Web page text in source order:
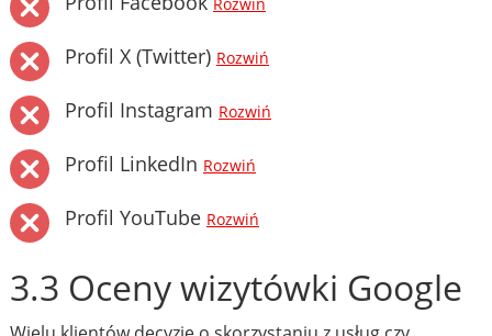
Rozwiń
Profil X (Twitter) Rozwiń
Profil Instagram Rozwiń
Profil LinkedIn Rozwiń
Profil YouTube Rozwiń
3.3 Oceny wizytówki Google